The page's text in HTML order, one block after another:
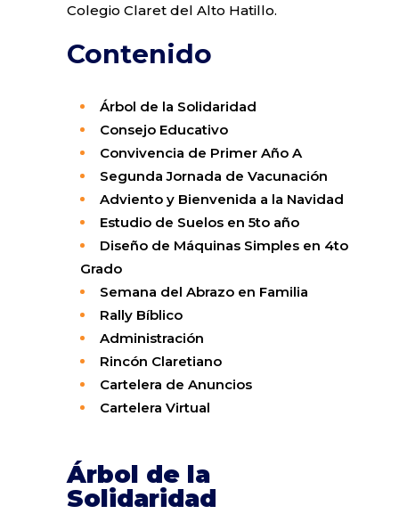
Colegio Claret del Alto Hatillo.
Contenido
Árbol de la Solidaridad
Consejo Educativo
Convivencia de Primer Año A
Segunda Jornada de Vacunación
Adviento y Bienvenida a la Navidad
Estudio de Suelos en 5to año
Diseño de Máquinas Simples en 4to
Grado
Semana del Abrazo en Familia
Rally Bíblico
Administración
Rincón Claretiano
Cartelera de Anuncios
Cartelera Virtual
Árbol de la
Solidaridad